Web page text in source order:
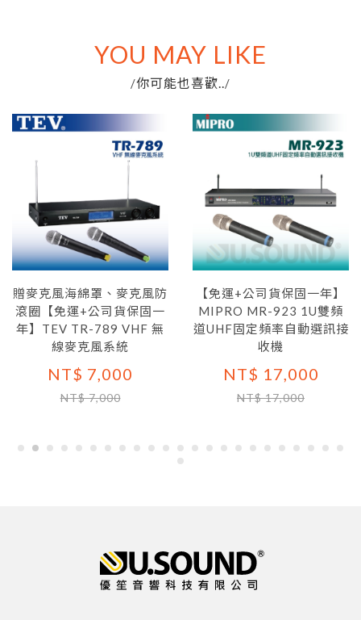
YOU MAY LIKE
/你可能也喜歡../
贈麥克風海綿罩、麥克風防
滾圈【免運+公司貨保固一
年】TEV TR-789 VHF 無
線麥克風系統
NT$ 7,000
NT$ 7,000
【免運+公司貨保固一年】
MIPRO MR-923 1U雙頻
道UHF固定頻率自動選訊接
收機
NT$ 17,000
NT$ 17,000